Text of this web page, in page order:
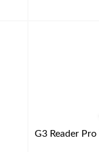
G3 Reader